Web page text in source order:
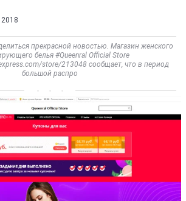
2018
прекрасной новостью. Магазин женского
белья #Queenral Official Store
store/213048 сообщает, что в период
большой распро